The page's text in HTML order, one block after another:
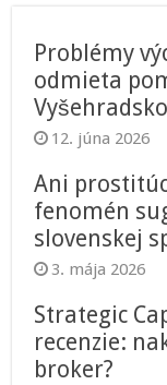
Problémy
odmieta
12. júna 2026
Ani
fenomén
slovenskej
3. mája 2026
Strategic
recenzie:
broker?